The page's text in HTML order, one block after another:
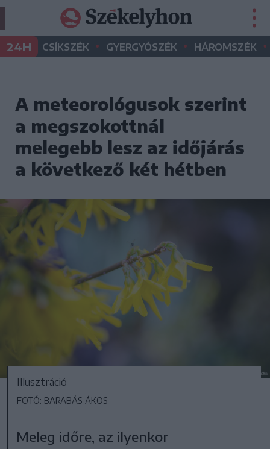
24H CSÍKSZÉK • GYERGYÓSZÉK • HÁROMSZÉK •
A meteorológusok szerint
a megszokottnál
melegebb lesz az időjárás
a következő két hétben
Illusztráció
FOTÓ: BARABÁS ÁKOS
Meleg időre, az ilyenkor